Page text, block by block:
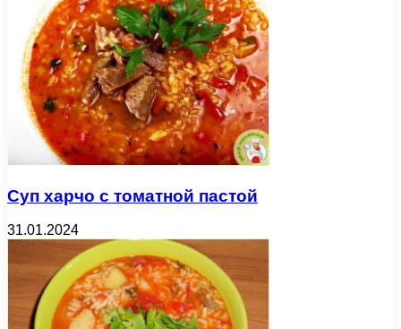
Суп харчо с томатной пастой
31.01.2024